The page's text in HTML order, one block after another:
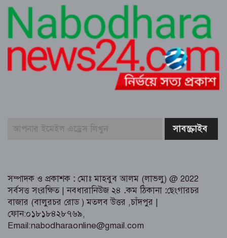
সময় লুন্ঠিত মালামালসহ ছয় ডাকাত
গ্রেফতার
দোকানে রাখা খালি কলসির ভেতর বড়
গোখরা, আতঙ্ক পাগলা মার্কেটে
মতলবে খাল খননের ২০ লক্ষাধিক টাকা
সরকারি কোষাগারে ফেরত দিয়ে প্রশংসায়
মতলব উত্তরে শিক্ষক কর্মচারী ঐক্যজোটের
কমিটি গঠন
সম্পাদক ও প্রকাশক : মোঃ মাহবুব আলম (লাভলু) @ 2022
সর্বসত্ত সংরক্ষিত | নবধারানিউজ ২৪ .কম ঠিকানা :ছেংগারচর
বাজার (বালুরচর রোড ) মতলব উত্তর ,চাঁদপুর |
ফোন:০১৮১৮৪২৮৭৬৯,
Email:nabodharaonline@gmail.com